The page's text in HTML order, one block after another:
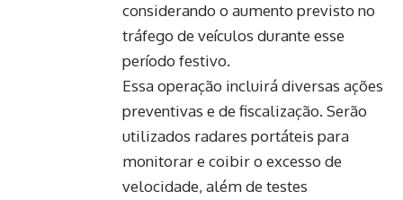
considerando o aumento previsto no
tráfego de veículos durante esse
período festivo.
Essa operação incluirá diversas ações
preventivas e de fiscalização. Serão
utilizados radares portáteis para
monitorar e coibir o excesso de
velocidade, além de testes